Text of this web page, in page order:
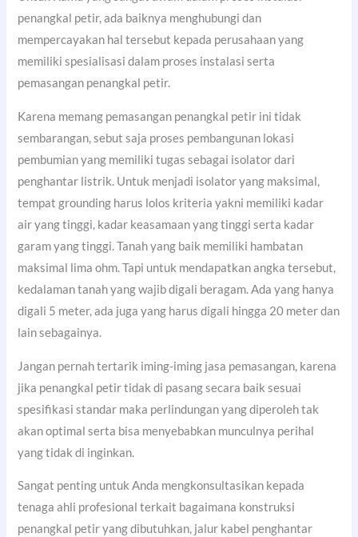
penangkal petir, ada baiknya menghubungi dan
mempercayakan hal tersebut kepada perusahaan yang
memiliki spesialisasi dalam proses instalasi serta
pemasangan penangkal petir.
Karena memang pemasangan penangkal petir ini tidak
sembarangan, sebut saja proses pembangunan lokasi
pembumian yang memiliki tugas sebagai isolator dari
penghantar listrik. Untuk menjadi isolator yang maksimal,
tempat grounding harus lolos kriteria yakni memiliki kadar
air yang tinggi, kadar keasamaan yang tinggi serta kadar
garam yang tinggi. Tanah yang baik memiliki hambatan
maksimal lima ohm. Tapi untuk mendapatkan angka tersebut,
kedalaman tanah yang wajib digali beragam. Ada yang hanya
digali 5 meter, ada juga yang harus digali hingga 20 meter dan
lain sebagainya.
Jangan pernah tertarik iming-iming jasa pemasangan, karena
jika penangkal petir tidak di pasang secara baik sesuai
spesifikasi standar maka perlindungan yang diperoleh tak
akan optimal serta bisa menyebabkan munculnya perihal
yang tidak di inginkan.
Sangat penting untuk Anda mengkonsultasikan kepada
tenaga ahli profesional terkait bagaimana konstruksi
penangkal petir yang dibutuhkan, jalur kabel penghantar